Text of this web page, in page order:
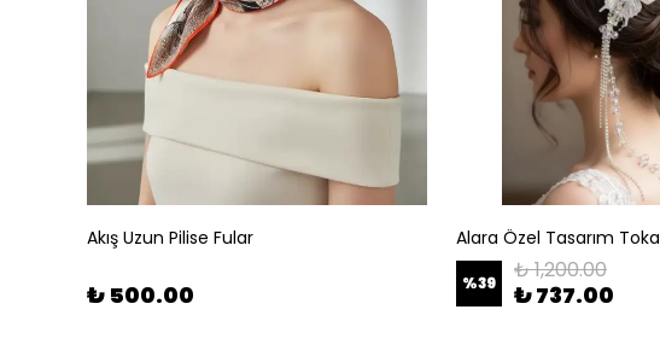
Akış Uzun Pilise Fular
₺ 500.00
Alara Özel Tasarım Toka
%39 ₺ 1,200.00
₺ 737.00